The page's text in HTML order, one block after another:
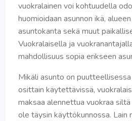
vuokralainen voi kohtuudella
huomioidaan asunnon ikä,
asuntokanta sekä muut
Vuokralaisella ja
mahdollisuus sopia erikseen
Mikäli asunto on
osittain käytettävissä,
maksaa alennettua vuokraa
ole täysin käyttökunnossa. Lain